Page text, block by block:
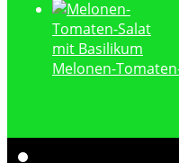
Melonen-